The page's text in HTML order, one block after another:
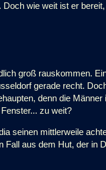
wie weit ist er
groß rauskommen.
gerade recht.
denn die
zu weit?
seinen mittlerweile
Fall aus dem Hut, der in